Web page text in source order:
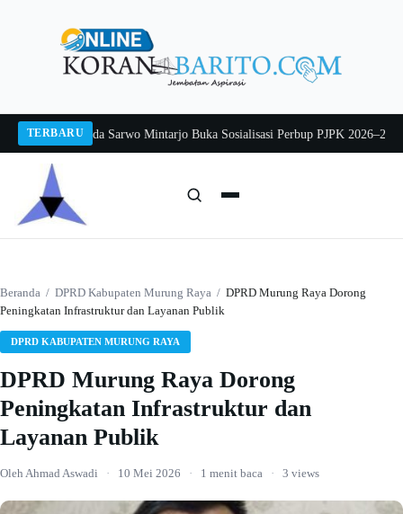
TERBARU
2026Pj Sekda Sarwo Mintarjo Buka Sosialisasi Perbup PJPK 2026–2030
Beranda / DPRD Kabupaten Murung Raya / DPRD Murung Raya Dorong
Peningkatan Infrastruktur dan Layanan Publik
DPRD KABUPATEN MURUNG RAYA
DPRD Murung Raya Dorong
Peningkatan Infrastruktur dan
Layanan Publik
Oleh Ahmad Aswadi · 10 Mei 2026 · 1 menit baca · 3 views